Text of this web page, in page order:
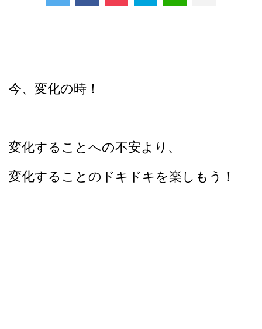
今、変化の時！
変化することへの不安より、
変化することのドキドキを楽しもう！